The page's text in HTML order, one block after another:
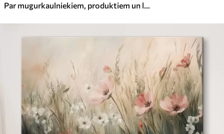
Par mugurkaulniekiem, produktiem un lapām